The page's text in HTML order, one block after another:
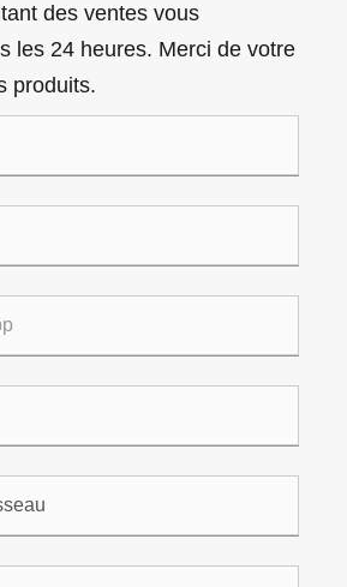
des ventes vous
les 24 heures. Merci de votre
produits.